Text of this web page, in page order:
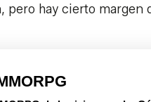
hay cierto margen